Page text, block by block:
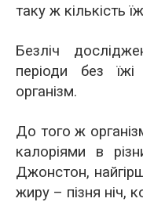
таку ж кількість
Безліч
періоди без
організм.
До того ж
калоріями в
Джонстон,
жиру – пізня ніч,